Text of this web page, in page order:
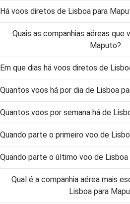
Há voos diretos de Lisboa para
Quais as companhias aéreas que
Maputo?
Em que dias há voos diretos de
Quantos voos há por dia de Lisboa
Quantos voos por semana há de
Quando parte o primeiro voo de
Quando parte o último voo de
Qual é a companhia aérea mais
Lisboa para